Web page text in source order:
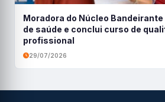
Moradora do Núcleo
de saúde e conclui curso de
profissional
29/07/2026